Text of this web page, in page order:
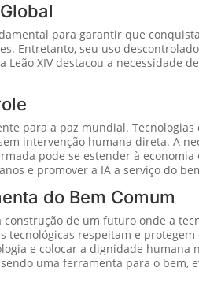
para garantir que
Entretanto, seu uso
Leão XIV destacou a
para a paz mundial.
intervenção humana direta. A
pode se estender à
e promover a IA a serviço do
do Bem Comum
de um futuro onde a
tecnológicas respeitam e
e colocar a dignidade
uma ferramenta para o bem,